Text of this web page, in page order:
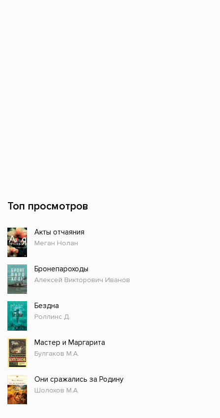
Топ просмотров
Акты отчаяния
Меган Нолан
Бронепароходы
Алексей Викторович Иванов
Бездна
Роллинс Д.
Мастер и Маргарита
Булгаков М.А.
Они сражались за Родину
Шолохов М.А.